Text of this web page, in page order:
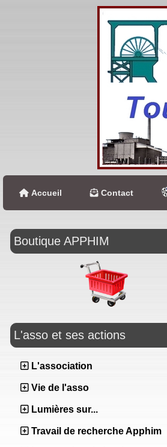
Accueil Contact
Boutique APPHIM
L'asso et ses actions
L'association
Vie de l'asso
Lumières sur...
Travail de recherche Apphim